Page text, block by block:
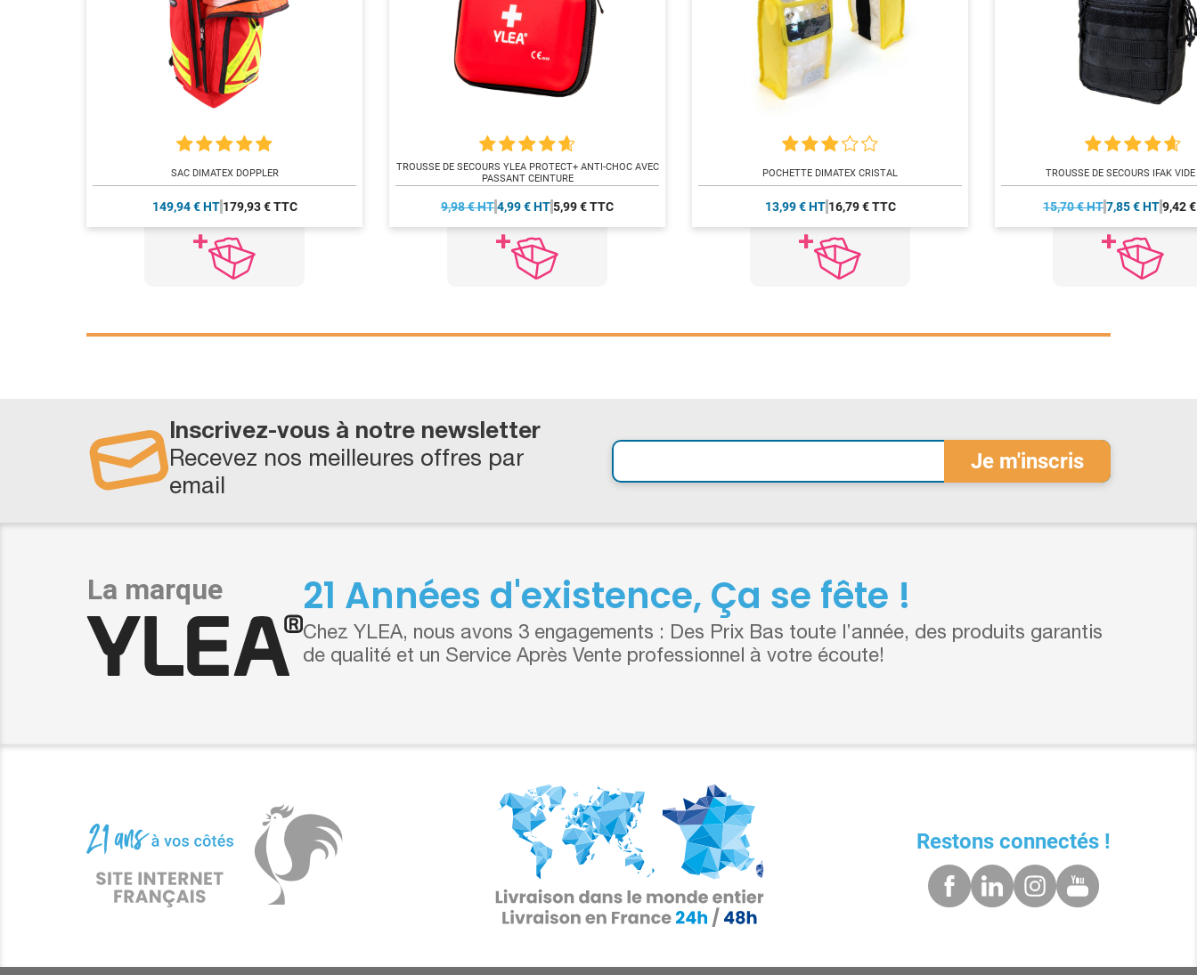
SAC DIMATEX DOPPLER
149,94 € HT 179,93 € TTC
TROUSSE DE SECOURS YLEA PROTECT+ ANTI-CHOC AVEC
PASSANT CEINTURE
9,98 € HT4,99 € HT5,99 € TTC
POCHETTE DIMATEX CRISTAL
13,99 € HT 16,79 € TTC
TROUSSE DE SECOURS IFAK
15,70 € HT7,85 € HT9,42
Inscrivez-vous à notre newsletter
Recevez nos meilleures offres par
email
21 Années d'existence, Ça se fête !
Chez YLEA, nous avons 3 engagements : Des Prix Bas toute l’année, des produits garantis
de qualité et un Service Après Vente professionnel à votre écoute!
Restons connectés !